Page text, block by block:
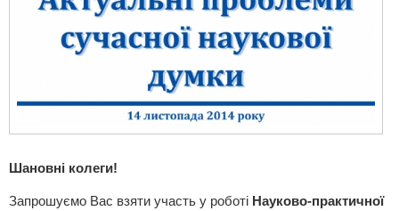
Шановні колеги!
Запрошуємо Вас взяти участь у роботі Науково-практичної